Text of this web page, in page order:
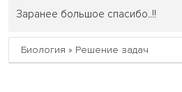
Заранее большое спасибо..!!